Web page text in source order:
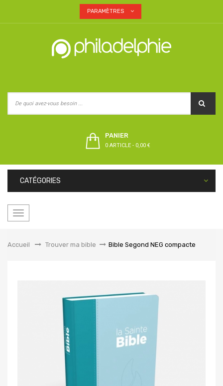
PARAMÈTRES
PANIER
0 ARTICLE - 0,00 €
CATÉGORIES
Basculer
Accueil
&gt;Trouver ma bible > Bible Segond NEG compacte